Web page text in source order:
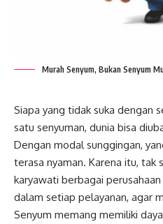
Murah Senyum, Bukan Senyum
Siapa yang tidak suka dengan
satu senyuman, dunia bisa
Dengan modal sunggingan,
terasa nyaman. Karena itu, tak
karyawati berbagai
dalam setiap pelayanan, agar
Senyum memang memiliki